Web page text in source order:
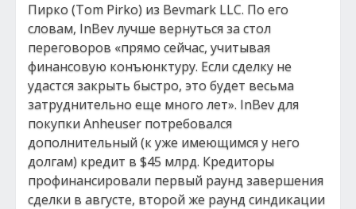
Пирко (Tom Pirko) из Bevmark LLC. По его
словам, InBev лучше вернуться за стол
переговоров «прямо сейчас, учитывая
финансовую конъюнктуру. Если сделку не
удастся закрыть быстро, это будет весьма
затруднительно еще много лет». InBev для
покупки Anheuser потребовался
дополнительный (к уже имеющимся у него
долгам) кредит в $45 млрд. Кредиторы
профинансировали первый раунд завершения
сделки в августе, второй же раунд синдикации